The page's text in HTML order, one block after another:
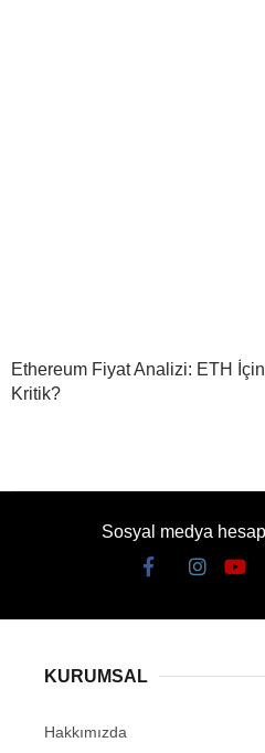
Ethereum Fiyat Analizi: ETH
Kritik?
Sosyal medya
KURUMSAL
Hakkımızda